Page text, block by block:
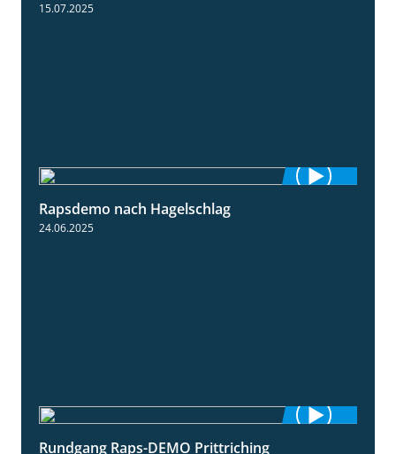
15.07.2025
Rapsdemo nach Hagelschlag
24.06.2025
Rundgang Raps-DEMO Prittriching